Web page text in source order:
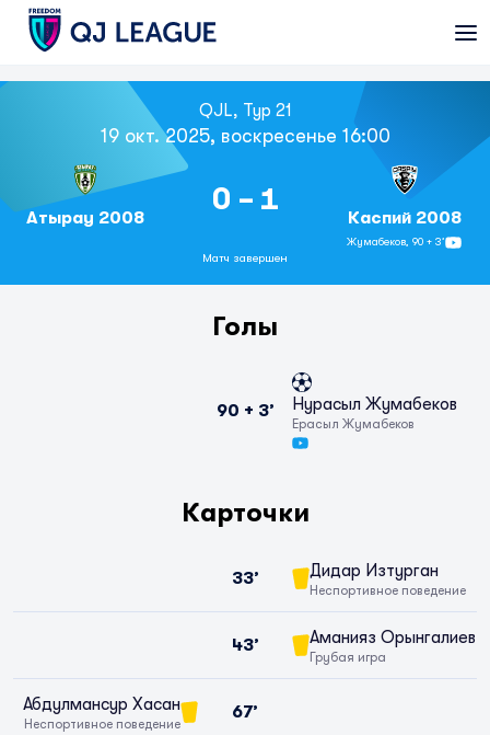
QJL, Тур 21
19 окт. 2025, воскресенье 16:00
Атырау 2008
0 - 1
Матч завершен
Каспий 2008
Жумабеков,90 + 3’
Голы
90 + 3’
Ерасыл Жумабеков
Нурасыл Жумабеков
Карточки
33’ Дидар Изтурган
Неспортивное поведение
43’ Аманияз Орынгалиев
Грубая игра
Абдулмансур Хасан
Неспортивное поведение
67’